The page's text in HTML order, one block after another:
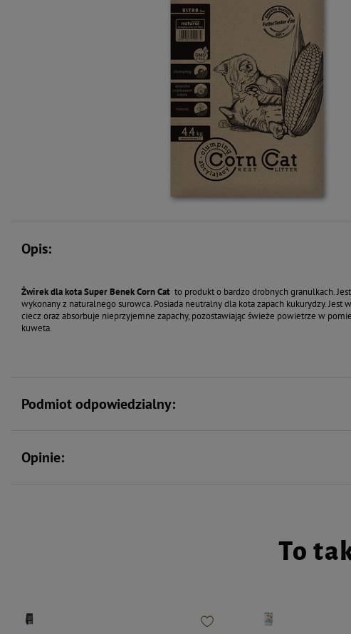
Opis:
Żwirek dla kota Super Benek Corn Cat to produkt o bardzo drobnych granulkach.
wykonany z naturalnego surowca. Posiada neutralny dla kota zapach kukurydzy. Jest
ciecz oraz absorbuje nieprzyjemne zapachy, pozostawiając świeże powietrze w
kuweta.
Podmiot odpowiedzialny:
Opinie:
To